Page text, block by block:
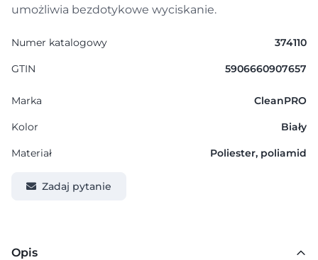
umożliwia bezdotykowe wyciskanie.
Numer katalogowy 374110
GTIN 5906660907657
Marka CleanPRO
Kolor Biały
Materiał Poliester, poliamid
Zadaj pytanie
Opis